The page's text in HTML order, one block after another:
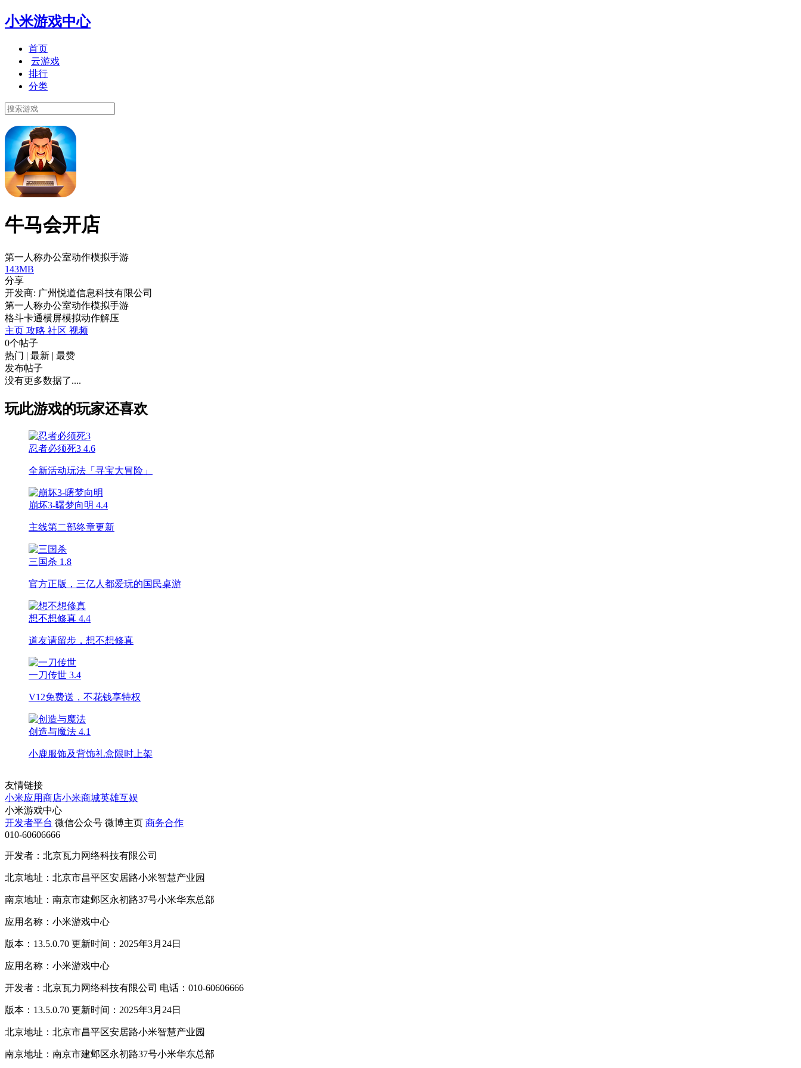
小米游戏中心
首页
云游戏
排行
分类
牛马会开店
第一人称办公室动作模拟手游
143MB
分享
开发商: 广州悦道信息科技有限公司
第一人称办公室动作模拟手游
格斗卡通横屏模拟动作解压
主页 攻略 社区 视频
0个帖子
热门 | 最新 | 最赞
发布帖子
没有更多数据了....
玩此游戏的玩家还喜欢
忍者必须死3 4.6
全新活动玩法「寻宝大冒险」
崩坏3-曙梦向明 4.4
主线第二部终章更新
三国杀 1.8
官方正版，三亿人都爱玩的国民桌游
想不想修真 4.4
道友请留步，想不想修真
一刀传世 3.4
V12免费送，不花钱享特权
创造与魔法 4.1
小鹿服饰及背饰礼盒限时上架
友情链接
小米应用商店小米商城英雄互娱
小米游戏中心
开发者平台 微信公众号 微博主页 商务合作
010-60606666
开发者：北京瓦力网络科技有限公司
北京地址：北京市昌平区安居路小米智慧产业园
南京地址：南京市建邺区永初路37号小米华东总部
应用名称：小米游戏中心
版本：13.5.0.70 更新时间：2025年3月24日
应用名称：小米游戏中心
开发者：北京瓦力网络科技有限公司 电话：010-60606666
版本：13.5.0.70 更新时间：2025年3月24日
北京地址：北京市昌平区安居路小米智慧产业园
南京地址：南京市建邺区永初路37号小米华东总部